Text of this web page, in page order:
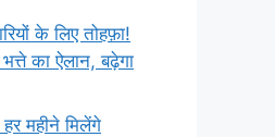
के लिए तोहफ़ा!
का ऐलान, बढ़ेगा
हर महीने मिलेंगे